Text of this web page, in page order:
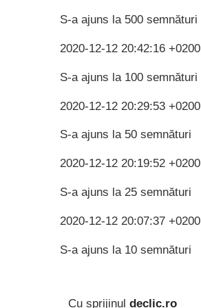
S-a ajuns la 500 semnături
2020-12-12 20:42:16 +0200
S-a ajuns la 100 semnături
2020-12-12 20:29:53 +0200
S-a ajuns la 50 semnături
2020-12-12 20:19:52 +0200
S-a ajuns la 25 semnături
2020-12-12 20:07:37 +0200
S-a ajuns la 10 semnături
Cu sprijinul declic.ro